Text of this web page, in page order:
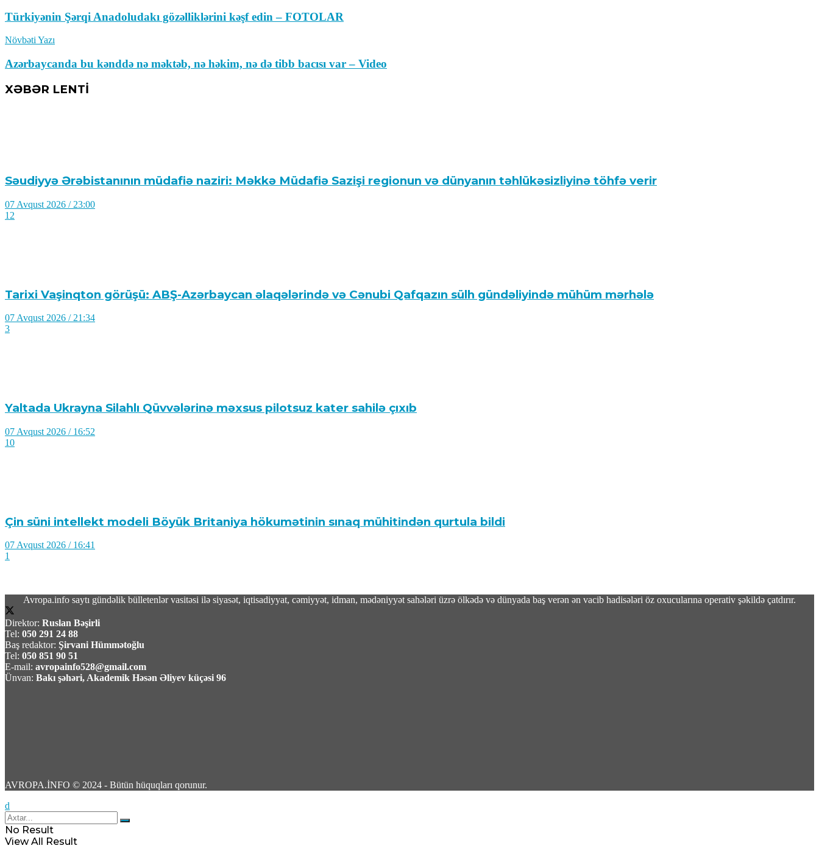
Türkiyənin Şərqi Anadoludakı gözəlliklərini kəşf edin – FOTOLAR
Növbəti Yazı
Azərbaycanda bu kənddə nə məktəb, nə həkim, nə də tibb bacısı var – Video
XƏBƏR LENTİ
Səudiyyə Ərəbistanının müdafiə naziri: Məkkə Müdafiə Sazişi regionun və dünyanın təhlükəsizliyinə töhfə verir
07 Avqust 2026 / 23:00
12
Tarixi Vaşinqton görüşü: ABŞ-Azərbaycan əlaqələrində və Cənubi Qafqazın sülh gündəliyində mühüm mərhələ
07 Avqust 2026 / 21:34
3
Yaltada Ukrayna Silahlı Qüvvələrinə məxsus pilotsuz kater sahilə çıxıb
07 Avqust 2026 / 16:52
10
Çin süni intellekt modeli Böyük Britaniya hökumətinin sınaq mühitindən qurtula bildi
07 Avqust 2026 / 16:41
1
Yeni bir dövr başlayır: Məkkə müqaviləsi niyə vacibdir?
07 Avqust 2026 / 16:36
6
19
Avropa.info saytı gündəlik bülletenlər vasitəsi ilə siyasət, iqtisadiyyat, cəmiyyət, idman, mədəniyyət sahələri üzrə ölkədə və dünyada baş verən ən vacib hadisələri öz oxucularına operativ şəkildə çatdırır.
Direktor: Ruslan Bəşirli
Tel: 050 291 24 88
Baş redaktor: Şirvani Hümmətoğlu
Tel: 050 851 90 51
E-mail: avropainfo528@gmail.com
Ünvan: Bakı şəhəri, Akademik Həsən Əliyev küçəsi 96
AVROPA.İNFO © 2024 - Bütün hüquqları qorunur.
No Result
View All Result